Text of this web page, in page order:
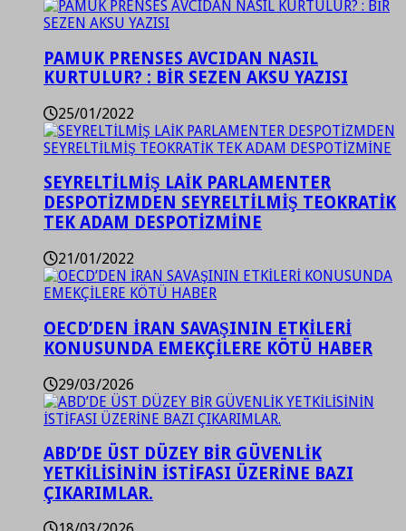
PAMUK PRENSES AVCIDAN NASIL
KURTULUR? : BİR SEZEN AKSU YAZISI
25/01/2022
SEYRELTİLMİŞ LAİK PARLAMENTER
DESPOTİZMDEN SEYRELTİLMİŞ TEOKRATİK
TEK ADAM DESPOTİZMİNE
21/01/2022
OECD’DEN İRAN SAVAŞININ ETKİLERİ
KONUSUNDA EMEKÇİLERE KÖTÜ HABER
29/03/2026
ABD’DE ÜST DÜZEY BİR GÜVENLİK
YETKİLİSİNİN İSTİFASI ÜZERİNE BAZI
ÇIKARIMLAR.